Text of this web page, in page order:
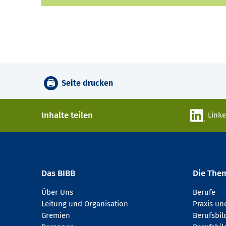
Seite drucken
Inhalte teilen
Das BIBB
Über Uns
Leitung und Organisation
Gremien
Die
Berufe
Praxis